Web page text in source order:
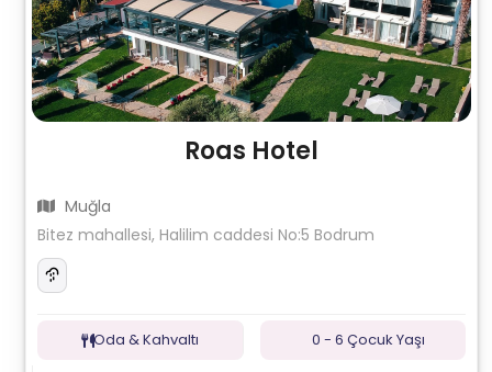
Roas Hotel
Muğla
Bitez mahallesi, Halilim caddesi No:5 Bodrum
Oda & Kahvaltı 0 - 6 Çocuk Yaşı